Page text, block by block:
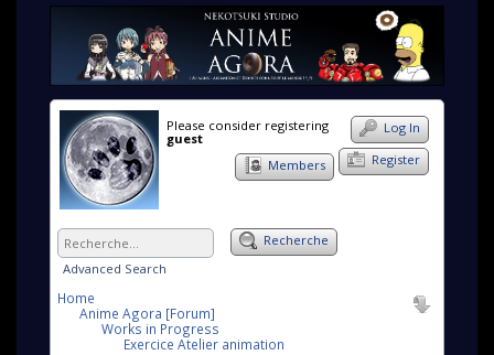
Please consider registering
guest
Log In
Register
Members
Recherche
Advanced Search
Home
Anime Agora [Forum]
Works in Progress
Exercice Atelier animation